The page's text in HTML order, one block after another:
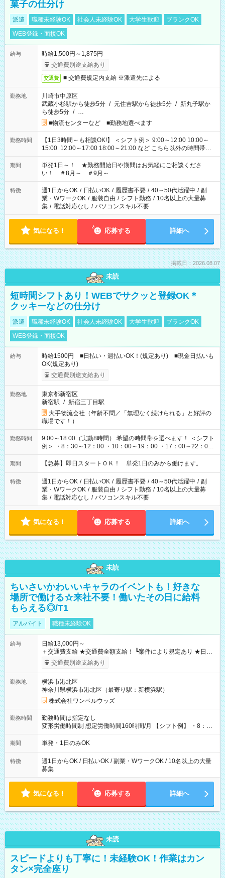
菓子の仕分け
派遣 職種未経験OK 社会人未経験OK 大学生歓迎
ブランクOK
WEB登録・面接OK
給与
時給1,500円～1,875円
交通費別途支給あり
交通費 ■ 交通費規定内支給 ※派遣先による
勤務地
川崎市中原区
武蔵小杉駅から徒歩5分 / 元住吉駅から徒歩5分 / 新丸子駅か
ら徒歩5分 / …
■物流センターなど ■勤務地選べます
勤務時間
【1日3時間～も相談OK!】 ＜シフト例＞ 9:00～12:00 10:00～
15:00 12:00～17:00 18:00～21:00 など こちら以外の時間帯も
お気軽にご相談ください！
期間
単発1日～！ ★勤務開始日や期間はお気軽にご相談くださ
い！ ＃8月～ ＃9月～
特徴 週1日からOK / 日払いOK / 履歴書不要 / 40～50代活躍中 / 副
業・WワークOK / 服装自由 / シフト勤務 / 10名以上の大量募
集 / 電話対応なし / パソコンスキル不要
気になる！ 応募する 詳細へ
掲載日：2026.08.07
未読
短時間シフトあり！WEBでサクッと登録OK＊
クッキーなどの仕分け
派遣 職種未経験OK 社会人未経験OK 大学生歓迎
ブランクOK
WEB登録・面接OK
給与
時給1500円 ■日払い・週払いOK！(規定あり) ■現金日払いも
OK(規定あり)
交通費別途支給あり
勤務地
東京都新宿区
新宿駅 / 新宿三丁目駅
大手物流会社（年齢不問／「無理なく続けられる」と好評の
職場です！）
勤務時間
9:00～18:00（実動8時間） 希望の時間帯を選べます！ ＜シフト
例＞ ・8：30～12：00 ・10：00～19：00 ・17：00～22：00
・13：00～22：00 ・22：00～翌6：00 など
期間 【急募】即日スタートＯＫ！ 単発1日のみから働けます。
特徴 週1日からOK / 日払いOK / 履歴書不要 / 40～50代活躍中 / 副
業・WワークOK / 服装自由 / シフト勤務 / 10名以上の大量募
集 / 電話対応なし / パソコンスキル不要
気になる！ 応募する 詳細へ
未読
ちいさいかわいいキャラのイベントも！好きな
場所で働ける☆来社不要！働いたその日に給料
もらえる◎/T1
アルバイト 職種未経験OK
給与
日給13,000円～
＋交通費支給 ★交通費全額支給！ ┗案件により規定あり ★日払
いOK！（規定あり） ┗働いたその日に現金GET♪ お仕事後はコ
ンビニATMから 日払い分を引き落とせます！ 【試用期間】試
交通費別途支給あり
勤務地
横浜市港北区
神奈川県横浜市港北区（最寄り駅：新横浜駅）
株式会社ワンベルウッズ
勤務時間
勤務時間は指定なし
変形労働時間制 想定労働時間160時間/月 【シフト例】 ・8：00
～21：00
期間 単発・1日のみOK
特徴
週1日からOK / 日払いOK / 副業・WワークOK / 10名以上の大量
募集
気になる！ 応募する 詳細へ
未読
スピードよりも丁寧に！未経験OK！作業はカン
タン×完全座り